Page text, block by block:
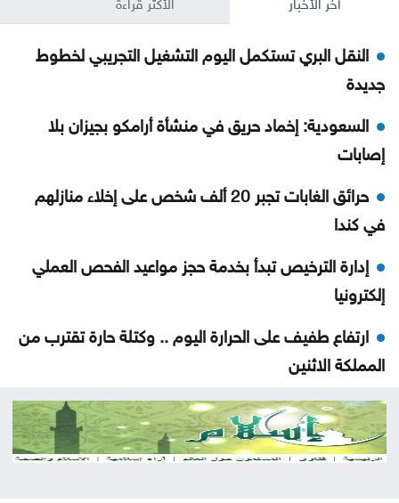
النقل البري تستكمل اليوم التشغيل التجريبي لخطوط
جديدة
السعودية: إخماد حريق في منشأة أرامكو بجيزان بلا
إصابات
حرائق الغابات تجبر 20 ألف شخص على إخلاء منازلهم
في كندا
إدارة الترخيص تبدأ بخدمة حجز مواعيد الفحص العملي
إلكترونيا
ارتفاع طفيف على الحرارة اليوم .. وكتلة حارة تقترب من
المملكة الاثنين
تفسير الحلم بالذباب
تفسير حلم الصلاة في المنام